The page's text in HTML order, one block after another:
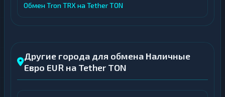
Обмен Tron TRX на Tether TON
Другие города для обмена Наличные
Евро EUR на Tether TON